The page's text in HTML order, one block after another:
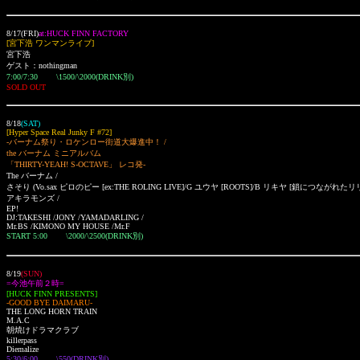
8/17(FRI)at:HUCK FINN FACTORY
[宮下浩 ワンマンライブ]
宮下浩
ゲスト：nothingman
7:00/7:30 \1500/\2000(DRINK別)
SOLD OUT
8/18(SAT)
[Hyper Space Real Junky F #72]
-バーナム祭り・ロケンロー街道大爆進中！ /
the バーナム ミニアルバム
「THIRTY-YEAH! S-OCTAVE」 レコ発-
The バーナム /
さそり (Vo.sax ピロのピー [ex:THE ROLING LIVE]/G ユウヤ [ROOTS]/B リキヤ [鎖につながれたリ
アキラモンズ /
EP!
DJ:TAKESHI /JONY /YAMADARLING /
Mr.BS /KIMONO MY HOUSE /Mr.F
START 5:00 \2000/\2500(DRINK別)
8/19(SUN)
=今池午前２時=
[HUCK FINN PRESENTS]
-GOOD BYE DAIMARU-
THE LONG HORN TRAIN
M.A.C
朝焼けドラマクラブ
killerpass
Diemalize